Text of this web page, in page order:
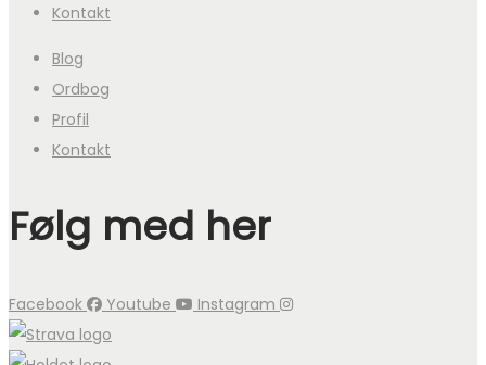
Kontakt
Blog
Ordbog
Profil
Kontakt
Følg med her
Facebook Youtube Instagram